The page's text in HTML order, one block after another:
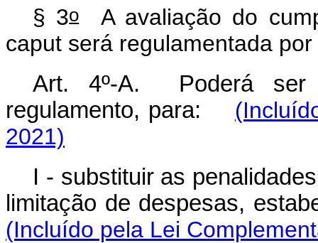
§ 3oA avaliação do
caput será regulamentada
Art. 4º-A. Poderá ser
regulamento, para:
2021)
I - substituir as
limitação de despesas,
(Incluído pela Lei